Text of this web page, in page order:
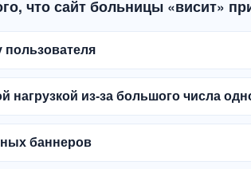
что сайт больницы «висит»
нагрузкой из-за большого числа
баннеров